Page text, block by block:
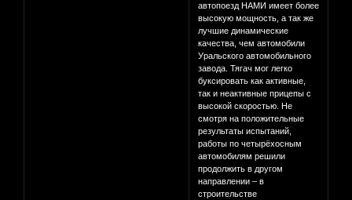
автопоезд НАМИ имеет более
высокую мощность, а так же
лучшие динамические
качества, чем автомобили
Уральского автомобильного
завода. Тягач мог легко
буксировать как активные,
так и неактивные прицепы с
высокой скоростью. Не
смотря на положительные
результаты испытаний,
работы по четырёхосным
автомобилям решили
продолжить в другом
направлении – в
строительстве